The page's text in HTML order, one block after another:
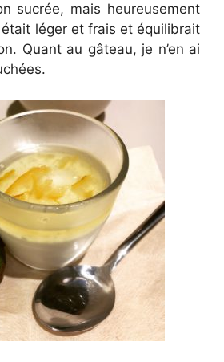
sucrée, mais heureusement
léger et frais et équilibrait
Quant au gâteau, je n’en ai